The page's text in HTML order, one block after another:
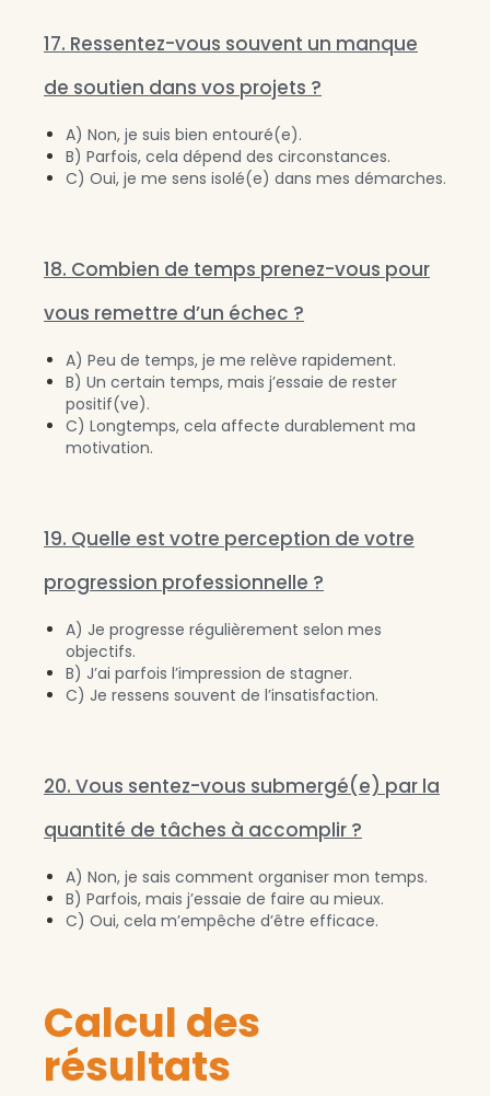
17. Ressentez-vous souvent un manque
de soutien dans vos projets ?
A) Non, je suis bien entouré(e).
B) Parfois, cela dépend des circonstances.
C) Oui, je me sens isolé(e) dans mes démarches.
18. Combien de temps prenez-vous pour
vous remettre d’un échec ?
A) Peu de temps, je me relève rapidement.
B) Un certain temps, mais j’essaie de rester
positif(ve).
C) Longtemps, cela affecte durablement ma
motivation.
19. Quelle est votre perception de votre
progression professionnelle ?
A) Je progresse régulièrement selon mes
objectifs.
B) J’ai parfois l’impression de stagner.
C) Je ressens souvent de l’insatisfaction.
20. Vous sentez-vous submergé(e) par la
quantité de tâches à accomplir ?
A) Non, je sais comment organiser mon temps.
B) Parfois, mais j’essaie de faire au mieux.
C) Oui, cela m’empêche d’être efficace.
Calcul des
résultats